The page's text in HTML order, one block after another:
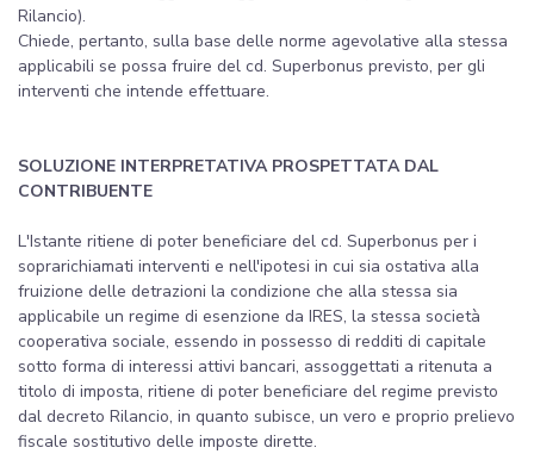
Rilancio).
Chiede, pertanto, sulla base delle norme agevolative alla stessa
applicabili se possa fruire del cd. Superbonus previsto, per gli
interventi che intende effettuare.
SOLUZIONE INTERPRETATIVA PROSPETTATA DAL
CONTRIBUENTE
L'Istante ritiene di poter beneficiare del cd. Superbonus per i
soprarichiamati interventi e nell'ipotesi in cui sia ostativa alla
fruizione delle detrazioni la condizione che alla stessa sia
applicabile un regime di esenzione da IRES, la stessa società
cooperativa sociale, essendo in possesso di redditi di capitale
sotto forma di interessi attivi bancari, assoggettati a ritenuta a
titolo di imposta, ritiene di poter beneficiare del regime previsto
dal decreto Rilancio, in quanto subisce, un vero e proprio prelievo
fiscale sostitutivo delle imposte dirette.